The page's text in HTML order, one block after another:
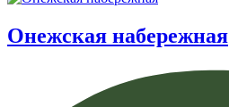
Онежская набережная